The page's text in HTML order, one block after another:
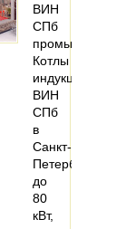
ВИН
СПб
Котлы
индукционные
ВИН
СПб
в
Санкт-
Петербурге
до
80
кВт,